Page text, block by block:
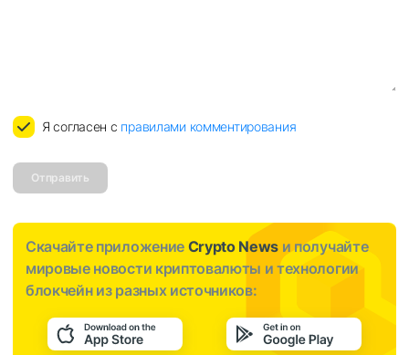
Я согласен с правилами комментирования
Отправить
Скачайте приложение Crypto News и получайте
мировые новости криптовалюты и технологии
блокчейн из разных источников: